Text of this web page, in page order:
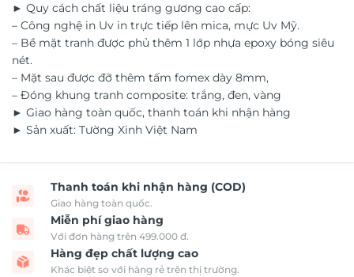
► Quy cách chất liệu tráng gương cao cấp:
– Công nghệ in Uv in trực tiếp lên mica, mực Uv Mỹ.
– Bề mặt tranh được phủ thêm 1 lớp nhựa epoxy bóng siêu
nét.
– Mặt sau được đỡ thêm tấm fomex dày 8mm,
– Đóng khung tranh composite: trắng, đen, vàng
► Giao hàng toàn quốc, thanh toán khi nhận hàng
► Sản xuất: Tường Xinh Việt Nam
Thanh toán khi nhận hàng (COD)
Giao hàng toàn quốc.
Miễn phí giao hàng
Với đơn hàng trên 499.000 đ.
Hàng đẹp chất lượng cao
Khác biệt so với hàng rẻ trên thị trường.